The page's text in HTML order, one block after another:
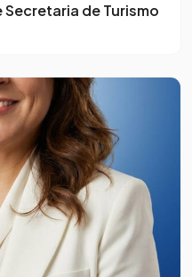
de Turismo